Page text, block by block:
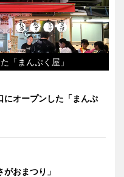
「まんぷく屋」
にオープンした「まんぷ
おまつり」